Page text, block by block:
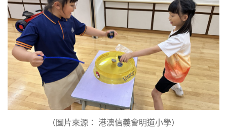
（圖片來源： 港澳信義會明道小學）